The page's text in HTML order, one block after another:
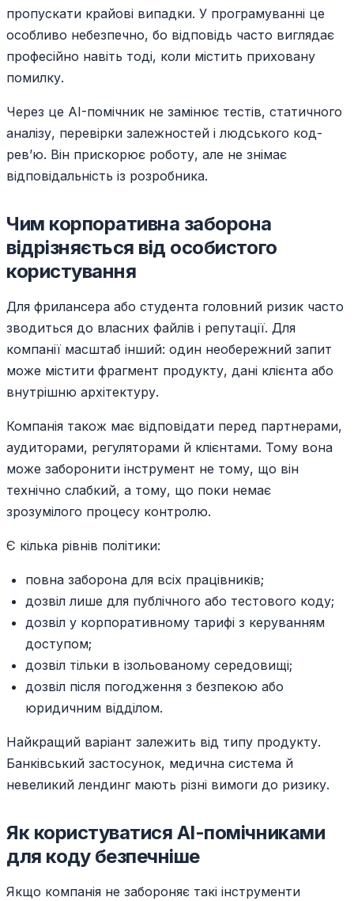
пропускати крайові випадки. У програмуванні це
особливо небезпечно, бо відповідь часто виглядає
професійно навіть тоді, коли містить приховану
помилку.
Через це AI-помічник не замінює тестів, статичного
аналізу, перевірки залежностей і людського код-
рев’ю. Він прискорює роботу, але не знімає
відповідальність із розробника.
Чим корпоративна заборона
відрізняється від особистого
користування
Для фрилансера або студента головний ризик часто
зводиться до власних файлів і репутації. Для
компанії масштаб інший: один необережний запит
може містити фрагмент продукту, дані клієнта або
внутрішню архітектуру.
Компанія також має відповідати перед партнерами,
аудиторами, регуляторами й клієнтами. Тому вона
може заборонити інструмент не тому, що він
технічно слабкий, а тому, що поки немає
зрозумілого процесу контролю.
Є кілька рівнів політики:
повна заборона для всіх працівників;
дозвіл лише для публічного або тестового коду;
дозвіл у корпоративному тарифі з керуванням
доступом;
дозвіл тільки в ізольованому середовищі;
дозвіл після погодження з безпекою або
юридичним відділом.
Найкращий варіант залежить від типу продукту.
Банківський застосунок, медична система й
невеликий лендинг мають різні вимоги до ризику.
Як користуватися AI-помічниками
для коду безпечніше
Якщо компанія не забороняє такі інструменти